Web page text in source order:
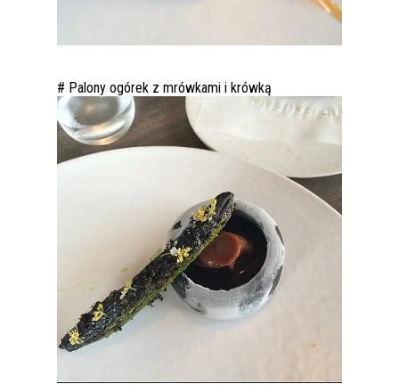
# Palony ogórek z mrówkami i krówką